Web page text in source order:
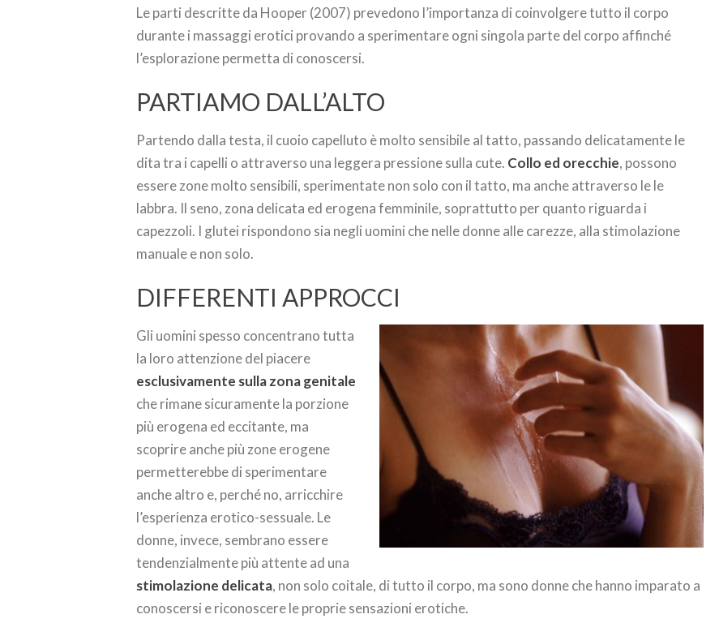
Le parti descritte da Hooper (2007) prevedono l’importanza di coinvolgere tutto il corpo
durante i massaggi erotici provando a sperimentare ogni singola parte del corpo affinché
l’esplorazione permetta di conoscersi.
PARTIAMO DALL’ALTO
Partendo dalla testa, il cuoio capelluto è molto sensibile al tatto, passando delicatamente le
dita tra i capelli o attraverso una leggera pressione sulla cute. Collo ed orecchie, possono
essere zone molto sensibili, sperimentate non solo con il tatto, ma anche attraverso le le
labbra. Il seno, zona delicata ed erogena femminile, soprattutto per quanto riguarda i
capezzoli. I glutei rispondono sia negli uomini che nelle donne alle carezze, alla stimolazione
manuale e non solo.
DIFFERENTI APPROCCI
Gli uomini spesso concentrano tutta
la loro attenzione del piacere
esclusivamente sulla zona genitale
che rimane sicuramente la porzione
più erogena ed eccitante, ma
scoprire anche più zone erogene
permetterebbe di sperimentare
anche altro e, perché no, arricchire
l’esperienza erotico-sessuale. Le
donne, invece, sembrano essere
tendenzialmente più attente ad una
stimolazione delicata, non solo coitale, di tutto il corpo, ma sono donne che hanno imparato a
conoscersi e riconoscere le proprie sensazioni erotiche.